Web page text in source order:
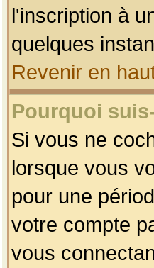
l'inscription à
quelques
Revenir en
Pourquoi
Si vous ne
lorsque vous
pour une
votre compte
vous